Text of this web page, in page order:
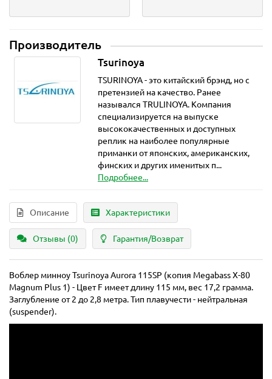
Производитель
Tsurinoya
TSURINOYA - это китайский брэнд, но с
претензией на качество. Ранее
назывался TRULINOYA. Компания
специализируется на выпуске
высококачественных и доступных
реплик на наиболее популярные
приманки от японских, американских,
финских и других именитых п...
Подробнее...
Описание Характеристики
Отзывы (0) Гарантия/Возврат
Воблер минноу Tsurinoya Aurora 115SP (копия Megabass X-80
Magnum Plus 1) - Цвет F имеет длину 115 мм, вес 17,2 грамма.
Заглубление от 2 до 2,8 метра. Тип плавучести - нейтральная
(suspender).